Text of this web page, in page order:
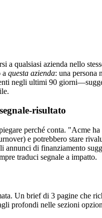
a qualsiasi azienda nello
a questa azienda: una persona
negli ultimi 90
risultato
perché conta. "Acme
e potrebbero stare
annunci di finanziamento
traduci segnale a impatto.
Un brief di 3 pagine che
profondi nelle sezioni